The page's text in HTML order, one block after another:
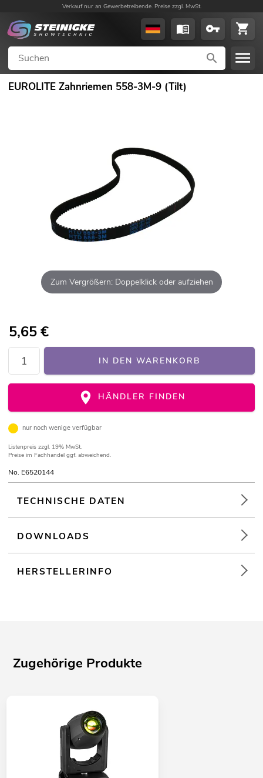
Verkauf nur an Gewerbetreibende. Preise zzgl. MwSt.
EUROLITE Zahnriemen 558-3M-9 (Tilt)
Zum Vergrößern: Doppelklick oder aufziehen
5,65€
IN DEN WARENKORB
HÄNDLER FINDEN
nur noch wenige verfügbar
Listenpreis zzgl. 19% MwSt.
Preise im Fachhandel ggf. abweichend.
No. E6520144
TECHNISCHE DATEN
DOWNLOADS
HERSTELLERINFO
Zugehörige Produkte